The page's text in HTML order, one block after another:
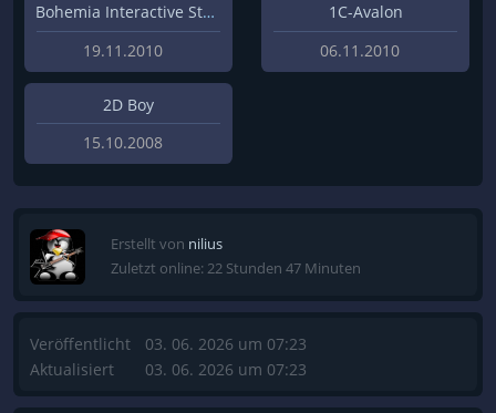
Bohemia Interactive Studios
19.11.2010
1C-Avalon
06.11.2010
2D Boy
15.10.2008
Erstellt von nilius
Zuletzt online: 22 Stunden 47 Minuten
Veröffentlicht
Aktualisiert
03. 06. 2026 um 07:23
03. 06. 2026 um 07:23